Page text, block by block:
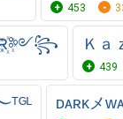
453
Ｋａ
439
ᴅᴀʀᴋメ